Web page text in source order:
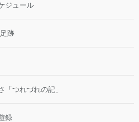
ジュール
跡
「つれづれの記」
録